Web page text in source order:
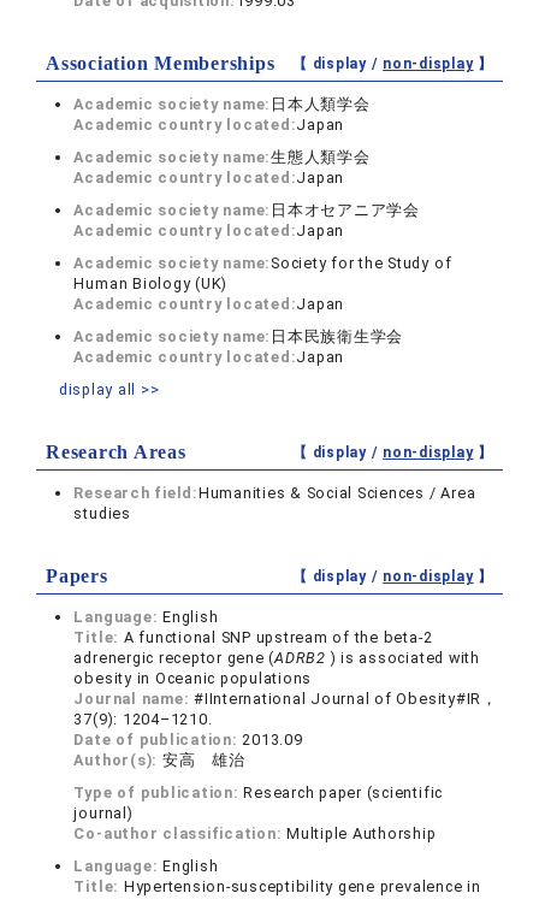
Association Memberships 【 display / non-display】
Academic society name: 日本人類学会
Academic country located:Japan
Academic society name:生態人類学会
Academic country located:Japan
Academic society name: 日本オセアニア学会
Academic country located:Japan
Academic society name: Society for the Study of
Human Biology (UK)
Academic country located:Japan
Academic society name: 日本民族衛生学会
Academic country located:Japan
display all >>
Research Areas 【 display / non-display】
Research field:Humanities & Social Sciences / Area
studies
Papers 【 display / non-display】
Language:English
Title: A functional SNP upstream of the beta-2
adrenergic receptor gene (ADRB2 ) is associated with
obesity in Oceanic populations
Journal name:#IInternational Journal of Obesity#IR，
37(9): 1204–1210.
Date of publication:2013.09
Author(s): 安高 雄治
Type of publication:Research paper (scientific
journal)
Co-author classification:Multiple Authorship
Language:English
Title: Hypertension-susceptibility gene prevalence in